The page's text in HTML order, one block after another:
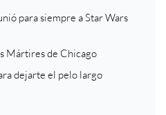
para siempre a Star Wars
Mártires de Chicago
dejarte el pelo largo